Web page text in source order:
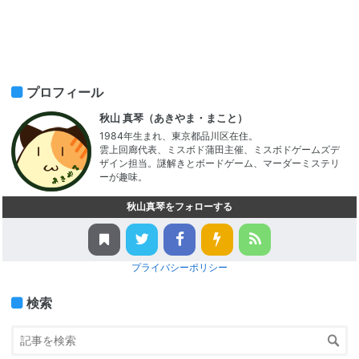
プロフィール
秋山 真琴（あきやま・まこと）
1984年生まれ、東京都品川区在住。
雲上回廊代表、ミスボド蒲田主催、ミスボドゲームズデ
ザイン担当。謎解きとボードゲーム、マーダーミステリ
ーが趣味。
秋山真琴をフォローする
プライバシーポリシー
検索